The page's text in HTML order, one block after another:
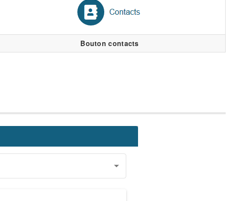
Bouton contacts